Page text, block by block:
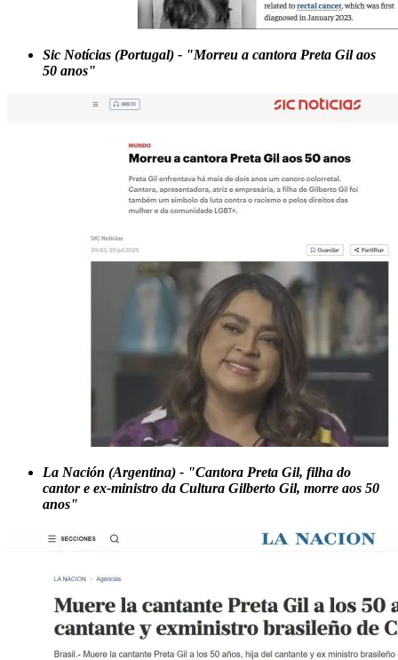
Sic Notícias (Portugal) - "Morreu a cantora Preta Gil aos
50 anos"
La Nación (Argentina) - "Cantora Preta Gil, filha do
cantor e ex-ministro da Cultura Gilberto Gil, morre aos 50
anos"